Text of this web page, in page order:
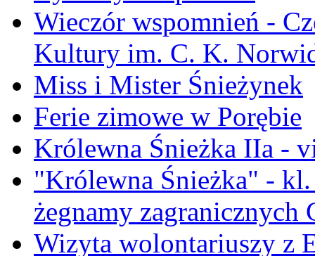
Wieczór wspomnień -
Kultury im. C. K.
Miss i Mister Śnieżynek
Ferie zimowe w Porębie
Królewna Śnieżka IIa -
"Królewna Śnieżka" -
żegnamy zagranicznych
Wizyta wolontariuszy z